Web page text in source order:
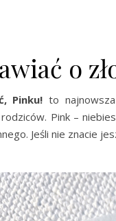
o
Pinku! to
Pink –
Jeśli nie znacie